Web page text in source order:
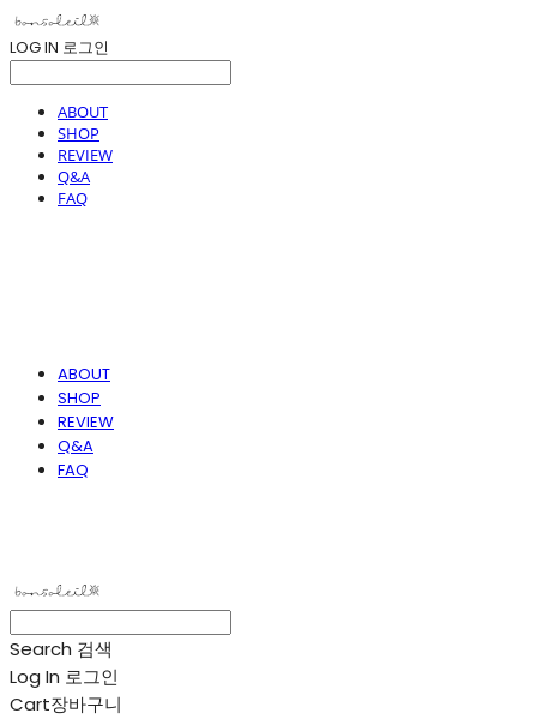
LOG IN 로그인
ABOUT
SHOP
REVIEW
Q&A
FAQ
ABOUT
SHOP
REVIEW
Q&A
FAQ
Search 검색
Log In 로그인
Cart장바구니